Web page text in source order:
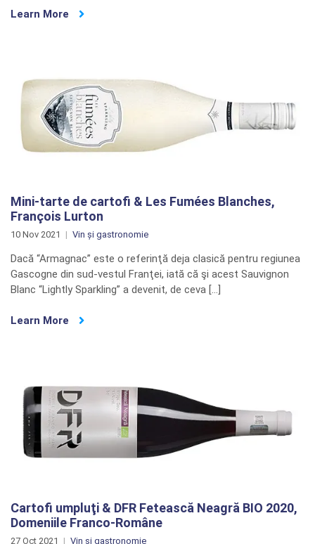
Learn More
Mini-tarte de cartofi & Les Fumées Blanches,
François Lurton
10 Nov 2021 Vin și gastronomie
Dacă “Armagnac” este o referinţă deja clasică pentru regiunea
Gascogne din sud-vestul Franţei, iată că şi acest Sauvignon
Blanc “Lightly Sparkling” a devenit, de ceva […]
Learn More
Cartofi umpluţi & DFR Fetească Neagră BIO 2020,
Domeniile Franco-Române
27 Oct 2021 Vin și gastronomie